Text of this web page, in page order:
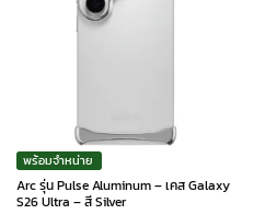
พร้อมจำหน่าย
Arc รุ่น Pulse Aluminum – เคส Galaxy
S26 Ultra – สี Silver